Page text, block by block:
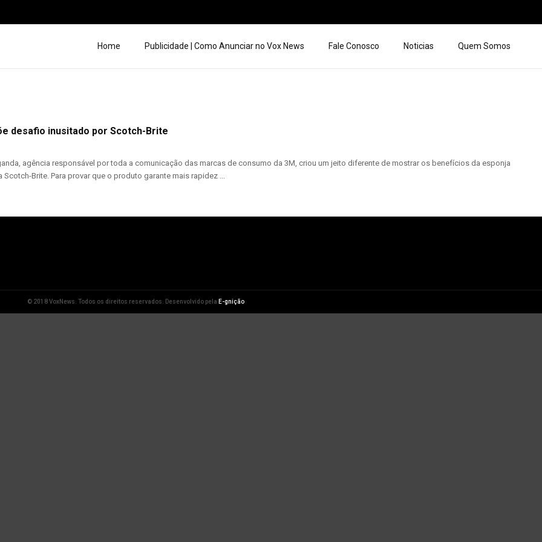
Home Publicidade | Como Anunciar no Vox News Fale Conosco Noticias Quem Somos
desafio inusitado por Scotch-Brite
agência responsável por toda a comunicação das marcas de consumo da 3M, criou um jeito diferente de mostrar os benefícios da esponja
Scotch-Brite. Para provar que o produto garante mais rapidez ...
© 2018 VoxNews. Todos os direitos reservados. Desenvolvido pela E-gnição